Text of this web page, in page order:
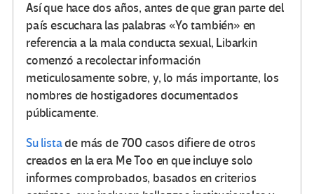
Así que hace dos años, antes de que gran parte del
país escuchara las palabras «Yo también» en
referencia a la mala conducta sexual, Libarkin
comenzó a recolectar información
meticulosamente sobre, y, lo más importante, los
nombres de hostigadores documentados
públicamente.
Su listade más de 700 casos difiere de otros
creados en la era Me Too en que incluye solo
informes comprobados, basados ​​en criterios